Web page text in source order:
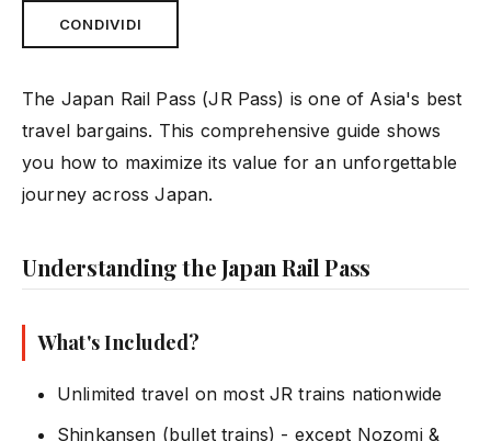
CONDIVIDI
The Japan Rail Pass (JR Pass) is one of Asia's best
travel bargains. This comprehensive guide shows
you how to maximize its value for an unforgettable
journey across Japan.
Understanding the Japan Rail Pass
What's Included?
Unlimited travel on most JR trains nationwide
Shinkansen (bullet trains) - except Nozomi &